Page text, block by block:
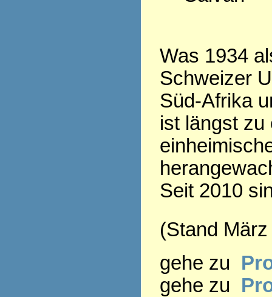
Was 1934
Schweizer
Süd-Afrika
ist längst zu
Seit 2010
(Stand
gehe zu
gehe zu